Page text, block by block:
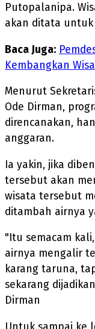
Putopalanipa.
akan ditata
Baca Juga:
Kembangkan
Menurut
Ode Dirman,
direncanakan,
anggaran.
Ia yakin, jika
tersebut akan
wisata tersebut
ditambah airnya
"Itu semacam
airnya mengalir
karang taruna,
sekarang
Dirman